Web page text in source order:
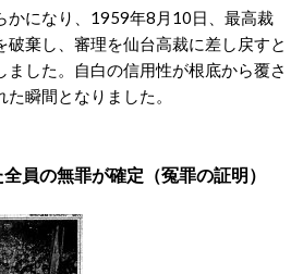
かになり、1959年8月10日、最高裁
破棄し、審理を仙台高裁に差し戻すと
した。
自白の信用性が根底から覆さ
瞬間となりました。
全員の無罪が確定（冤罪の証明）